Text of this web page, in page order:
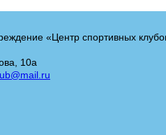
«Центр спортивных
10а